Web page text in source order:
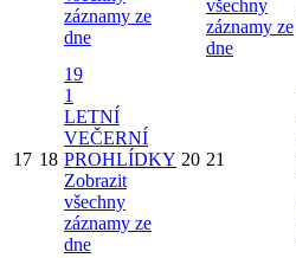
záznamy ze
dne
všechny
záznamy ze
dne
17 18
19
1
LETNÍ
VEČERNÍ
PROHLÍDKY
Zobrazit
všechny
záznamy ze
dne
20 21